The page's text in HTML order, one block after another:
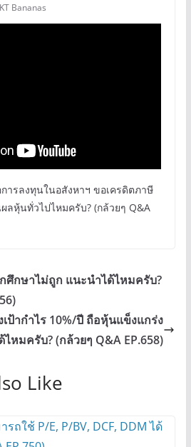
Bananas
ารลงทุนในอสังหาฯ ขอเครดิตภาษี
ลหุ้นทั่วไปไหมครับ? (กล้วยๆ Q&A
ศึกษาไม่ถูก แนะนำได้ไหมครับ?
ป้ากำไร 10%/ปี ถือหุ้นแข็งแกร่ง
ไหมครับ? (กล้วยๆ Q&A EP.658)
Like